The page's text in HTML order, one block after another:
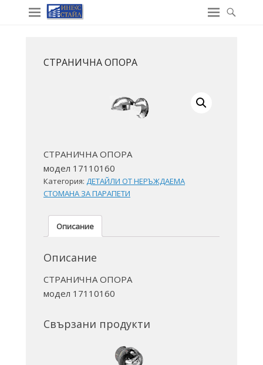
СТРАНИЧНА ОПОРА
СТРАНИЧНА ОПОРА
модел 17110160
Категория: ДЕТАЙЛИ ОТ НЕРЪЖДАЕМА
СТОМАНА ЗА ПАРАПЕТИ
Описание
Описание
СТРАНИЧНА ОПОРА
модел 17110160
Свързани продукти